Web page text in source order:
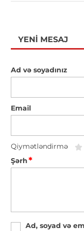
YENI MESAJ
Ad və soyadınız
Email
Qiymətləndirmə
Şərh*
Ad, soyad və